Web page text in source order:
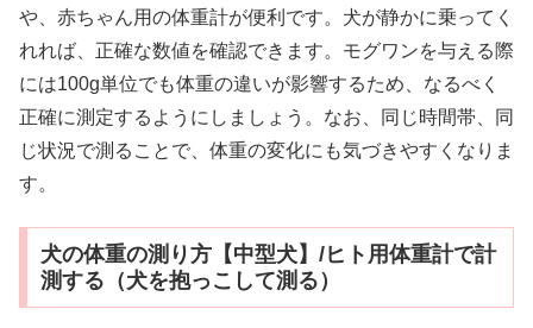
や、赤ちゃん用の体重計が便利です。犬が静かに乗ってく
れれば、正確な数値を確認できます。モグワンを与える際
には100g単位でも体重の違いが影響するため、なるべく
正確に測定するようにしましょう。なお、同じ時間帯、同
じ状況で測ることで、体重の変化にも気づきやすくなりま
す。
犬の体重の測り方【中型犬】/ヒト用体重計で計
測する（犬を抱っこして測る）